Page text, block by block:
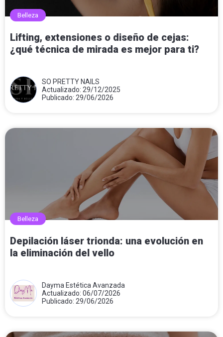
Belleza
Lifting, extensiones o diseño de cejas:
¿qué técnica de mirada es mejor para ti?
SO PRETTY NAILS
Actualizado: 29/12/2025
Publicado: 29/06/2026
Belleza
Depilación láser trionda: una evolución en
la eliminación del vello
Dayma Estética Avanzada
Actualizado: 06/07/2026
Publicado: 29/06/2026